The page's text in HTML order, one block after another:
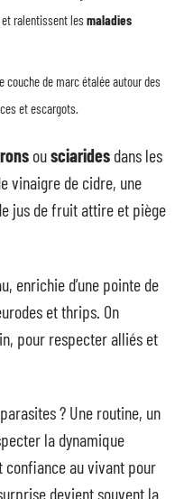
ralentissent les maladies
couche de marc étalée autour des
et escargots.
ousciarides dans les
vinaigre de cidre, une
jus de fruit attire et piège
enrichie d’une pointe de
et thrips. On
pour respecter alliés et
? Une routine, un
la dynamique
confiance au vivant pour
devient souvent la